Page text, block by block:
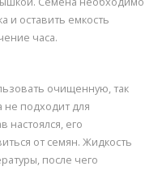
и оставить емкость
часа.
очищенную, так
не подходит для
настоялся, его
от семян. Жидкость
после чего